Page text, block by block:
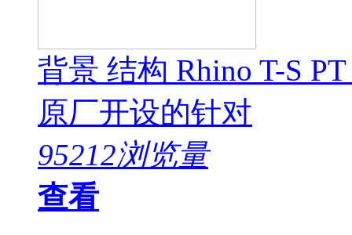
背景 结构 Rhino T-S
原厂开设的针对
95212浏览量
查看